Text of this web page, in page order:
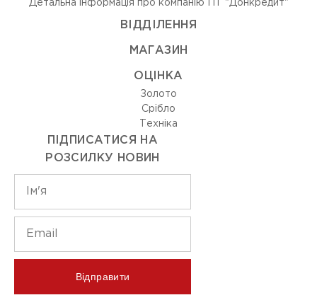
Детальна інформація про компанію ПТ "Донкредит"
ВIДДIЛЕННЯ
МАГАЗИН
ОЦIНКА
Золото
Срiбло
Технiка
ПІДПИСАТИСЯ НА
РОЗСИЛКУ НОВИН
Відправити